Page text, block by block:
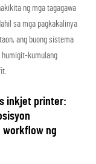
ng mga tagagawa
sa mga pagkakalinya
ang buong sistema
humigit-kumulang
inkjet printer:
ng